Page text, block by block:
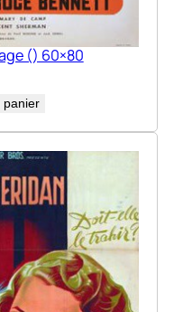
() 60×80
panier